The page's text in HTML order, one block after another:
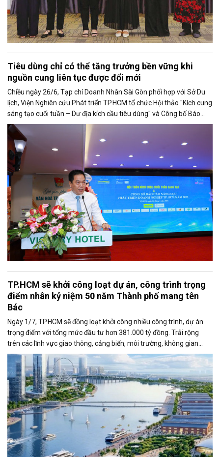
Tiêu dùng chỉ có thể tăng trưởng bền vững khi
nguồn cung liên tục được đổi mới
Chiều ngày 26/6, Tạp chí Doanh Nhân Sài Gòn phối hợp với Sở Du
lịch, Viện Nghiên cứu Phát triển TP.HCM tổ chức Hội thảo "Kích cung
sáng tạo cuối tuần – Dư địa kích cầu tiêu dùng" và Công bố Báo
cáo năng lực phát triển doanh nghiệp TP.HCM năm 2025. Trân
trọng giới thiệu phát biểu của ông Võ Hồng Sơn - Trưởng đại diện
Văn phòng Bộ Công Thương khu vực phía Nam tại Hội thảo.
TP.HCM sẽ khởi công loạt dự án, công trình trọng
điểm nhân kỷ niệm 50 năm Thành phố mang tên
Bác
Ngày 1/7, TP.HCM sẽ đồng loạt khởi công nhiều công trình, dự án
trọng điểm với tổng mức đầu tư hơn 381.000 tỷ đồng. Trải rộng
trên các lĩnh vực giao thông, cảng biển, môi trường, không gian
công cộng và nhà ở xã hội, các dự án được kỳ vọng tạo động lực
tăng trưởng mới, mở rộng không gian phát triển và nâng cao năng
lực cạnh tranh của đô thị lớn nhất cả nước.